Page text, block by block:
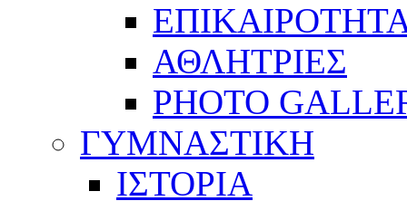
ΑΘΛΗΤΡΙΕΣ
PHOTO
ΓΥΜΝΑΣΤΙΚΗ
ΙΣΤΟΡΙΑ